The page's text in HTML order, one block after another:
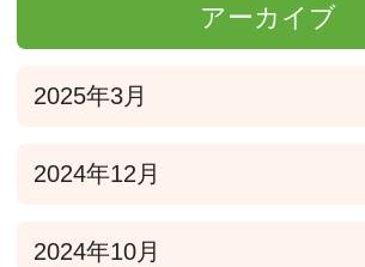
アーカイブ
2025年3月
2024年12月
2024年10月